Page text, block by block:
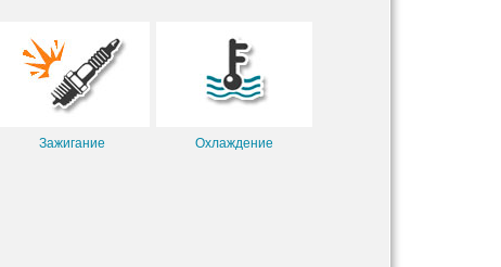
Зажигание Охлаждение